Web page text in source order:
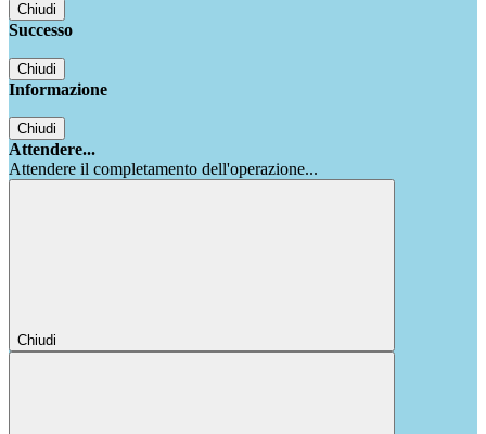
Chiudi
Successo
Chiudi
Informazione
Chiudi
Attendere...
Attendere il completamento dell'operazione...
Chiudi